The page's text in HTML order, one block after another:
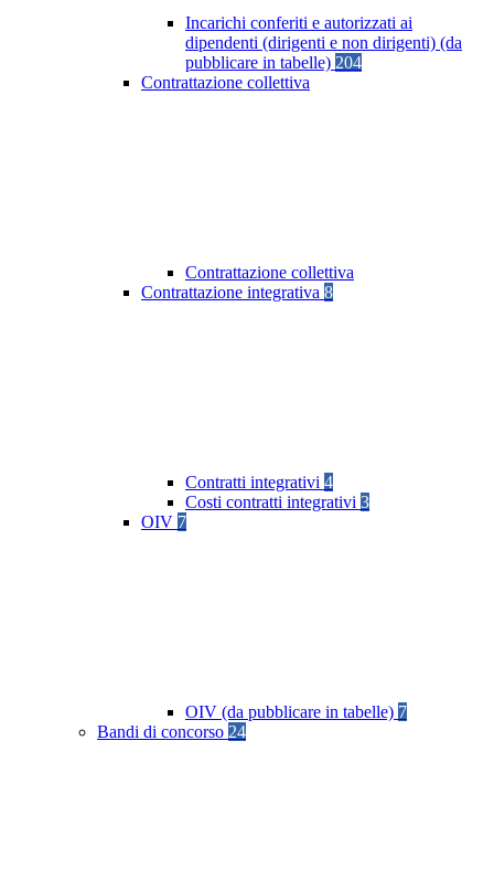
Incarichi conferiti e autorizzati ai
dipendenti (dirigenti e non dirigenti) (da
pubblicare in tabelle) 204
Contrattazione collettiva
Contrattazione collettiva
Contrattazione integrativa 8
Contratti integrativi 4
Costi contratti integrativi 3
OIV 7
OIV (da pubblicare in tabelle) 7
Bandi di concorso 24